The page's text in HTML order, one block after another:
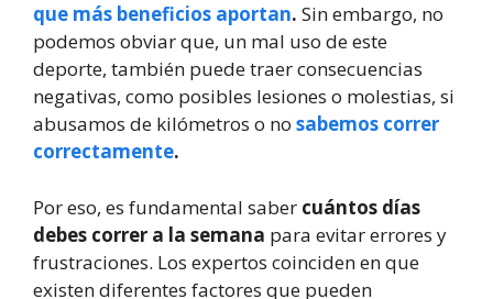
que más beneficios aportan. Sin embargo, no
podemos obviar que, un mal uso de este
deporte, también puede traer consecuencias
negativas, como posibles lesiones o molestias, si
abusamos de kilómetros o no sabemos correr
correctamente.
Por eso, es fundamental saber cuántos días
debes correr a la semana para evitar errores y
frustraciones. Los expertos coinciden en que
existen diferentes factores que pueden